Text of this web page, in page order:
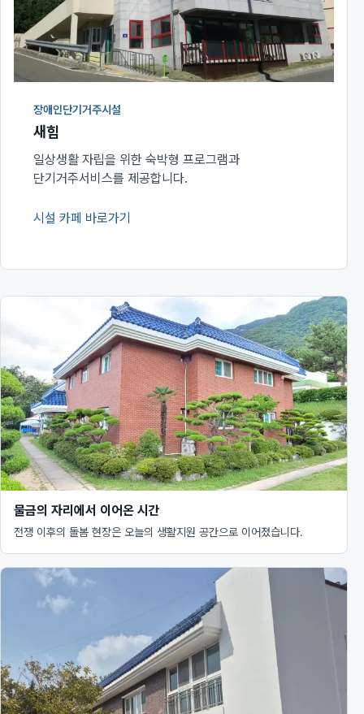
장애인단기거주시설
새힘
일상생활 자립을 위한 숙박형 프로그램과
단기거주서비스를 제공합니다.
시설 카페 바로가기
(새 창에서 열림)
물금의 자리에서 이어온 시간
전쟁 이후의 돌봄 현장은 오늘의 생활지원 공간으로 이어졌습니다.